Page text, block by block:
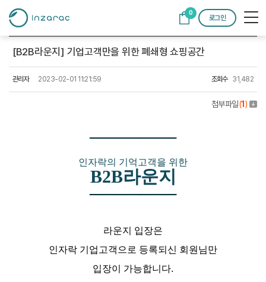
0
로그인
[B2B라운지] 기업고객만을 위한 폐쇄형 쇼핑공간
관리자 2023-02-01 11:21:59 조회수 31,482
첨부파일(1 )
───────
인자락의 기억고객을 위한
B2B라운지
───────
라운지 입장은
인자락 기업고객으로 등록되신 회원님만
입장이 가능합니다.